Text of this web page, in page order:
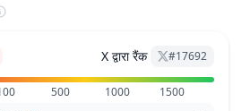
X द्वारा रैंक #17692
500 1000
1500